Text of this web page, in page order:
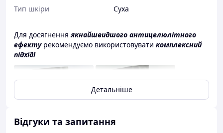
Тип шкіри
Суха
Для досягненняякнайшвидшого антицелюлітного
ефектурекомендуємо використовувати комплексний
підхід!
Детальніше
Відгуки та запитання